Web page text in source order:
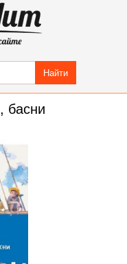
Найти
басни